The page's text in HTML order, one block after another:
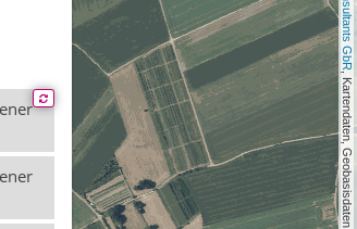
, Kartendaten, Geobasisdaten: ©